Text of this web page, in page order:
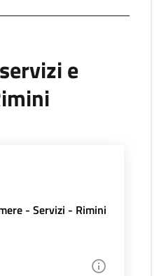
e
- Servizi - Rimini